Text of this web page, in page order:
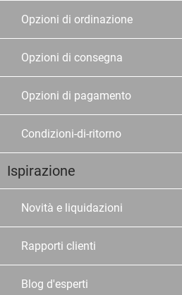
Opzioni di ordinazione
Opzioni di consegna
Opzioni di pagamento
Condizioni-di-ritorno
Ispirazione
Novità e liquidazioni
Rapporti clienti
Blog d'esperti